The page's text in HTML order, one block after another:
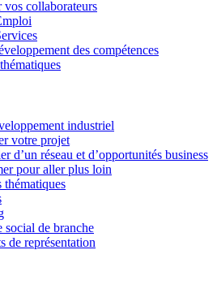
vos collaborateurs
des compétences
industriel
votre projet
d’un réseau et d’opportunités business
pour aller plus loin
thématiques
social de branche
de représentation